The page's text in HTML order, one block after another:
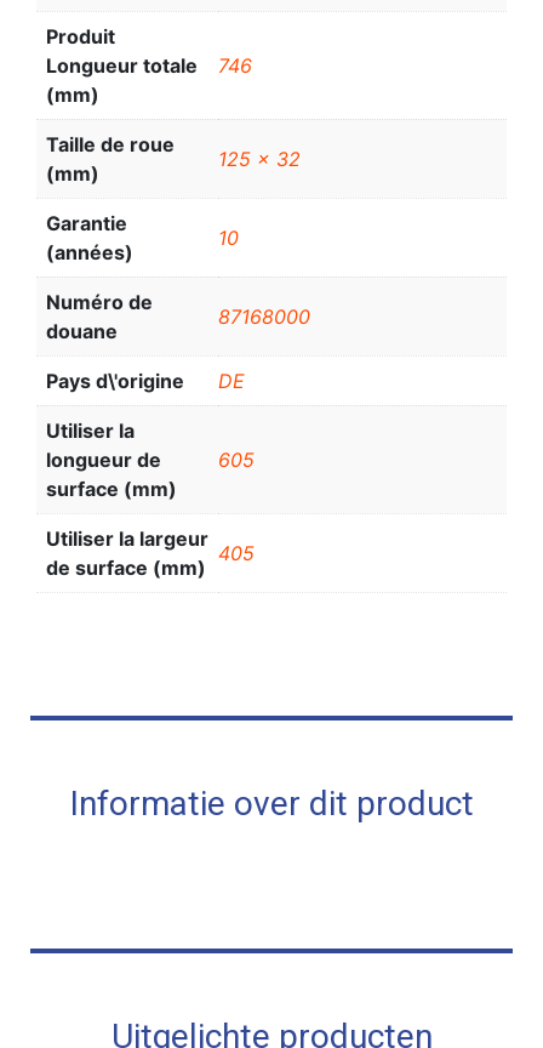
Produit
Longueur totale
(mm)
746
Taille de roue
(mm)
125 x 32
Garantie
(années)
10
Numéro de
douane
87168000
Pays d\'origine DE
Utiliser la
longueur de
surface (mm)
605
Utiliser la largeur
de surface (mm)
405
Informatie over dit product
Uitgelichte producten